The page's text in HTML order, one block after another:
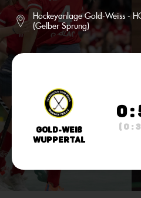
Hockeyanlage Gold-Weiss -
(Gelber Sprung)
Gold-Weiß
Wuppertal
0 :
( 0 : 3